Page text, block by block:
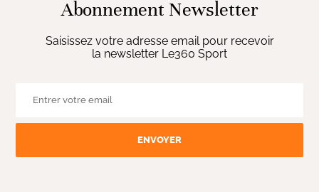
Abonnement Newsletter
Saisissez votre adresse email pour recevoir
la newsletter Le360 Sport
ENVOYER